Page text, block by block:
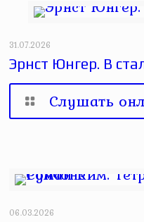
31.07.2026
Эрнст Юнгер. В
Слушать
06.03.2026